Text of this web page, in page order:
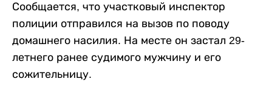
Сообщается, что участковый инспектор
полиции отправился на вызов по поводу
домашнего насилия. На месте он застал 29-
летнего ранее судимого мужчину и его
сожительницу.